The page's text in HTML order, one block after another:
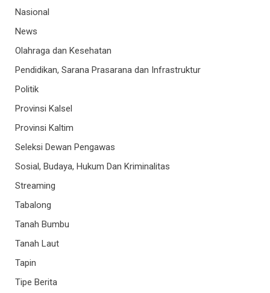
Nasional
News
Olahraga dan Kesehatan
Pendidikan, Sarana Prasarana dan Infrastruktur
Politik
Provinsi Kalsel
Provinsi Kaltim
Seleksi Dewan Pengawas
Sosial, Budaya, Hukum Dan Kriminalitas
Streaming
Tabalong
Tanah Bumbu
Tanah Laut
Tapin
Tipe Berita